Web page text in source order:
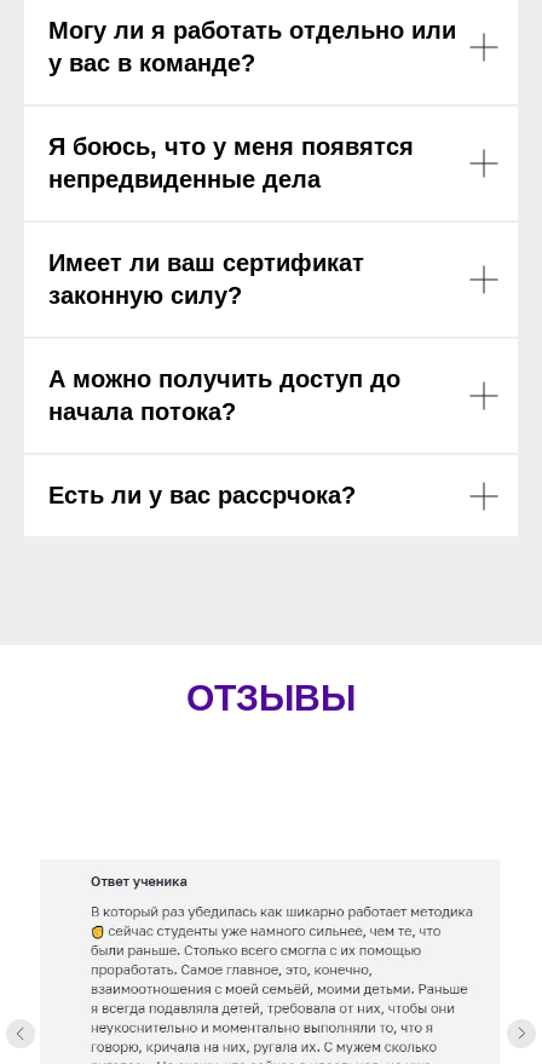
Могу ли я работать отдельно или
у вас в команде?
Я боюсь, что у меня появятся
непредвиденные дела
Имеет ли ваш сертификат
законную силу?
А можно получить доступ до
начала потока?
Есть ли у вас рассрчока?
ОТЗЫВЫ